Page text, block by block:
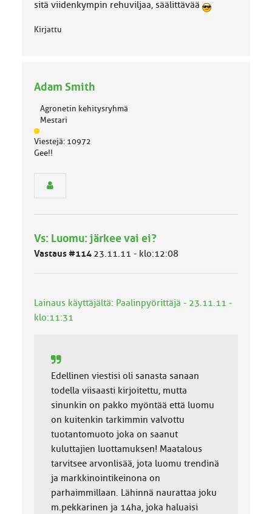
sitä viidenkympin rehuviljaa, säälittävää
Kirjattu
Adam Smith
Agronetin kehitysryhmä
Mestari
J
ä
s
ä
l
a
:
Viestejä: 10972
Gee!!
Vs: Luomu: järkee vai ei?
Vastaus #114 23.11.11 - klo:12:08
Lainaus käyttäjältä: Paalinpyörittäjä - 23.11.11 -
klo:11:31
Edellinen viestisi oli sanasta sanaan
todella viisaasti kirjoitettu, mutta
sinunkin on pakko myöntää että luomu
on kuitenkin tarkimmin valvottu
tuotantomuoto joka on saanut
kuluttajien luottamuksen! Maatalous
tarvitsee arvonlisää, jota luomu trendinä
ja markkinointikeinona on
parhaimmillaan. Lähinnä naurattaa joku
m.pekkarinen ja 14ha, joka haluaisi